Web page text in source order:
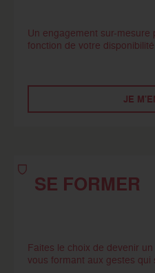
Un engagement sur-mesure
fonction de votre
JE
SE FORMER
Faites le choix de devenir
vous formant aux gestes qui